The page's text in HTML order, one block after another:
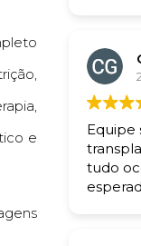
e
Equipe
tudo